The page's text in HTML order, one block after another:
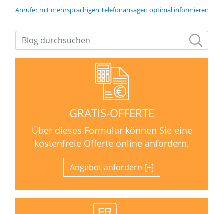
Anrufer mit mehrsprachigen Telefonansagen optimal informieren
GRATIS-OFFERTE
Über dieses Formular können Sie eine
kostenfreie Offerte online anfordern.
Angebot anfordern